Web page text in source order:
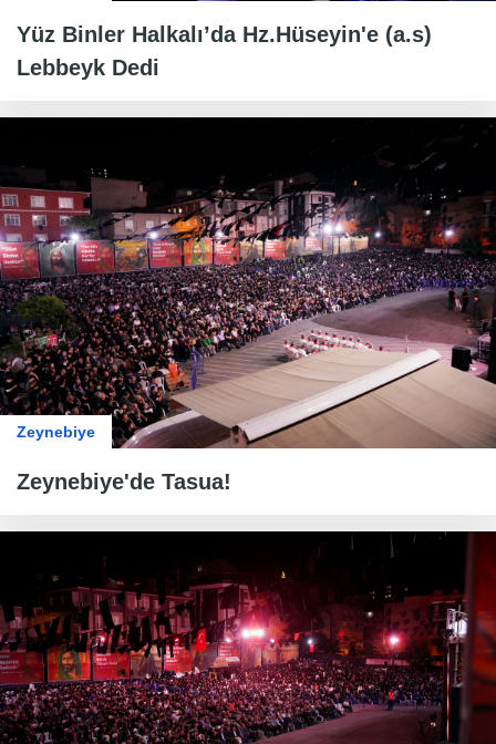
Yüz Binler Halkalı’da Hz.Hüseyin'e (a.s)
Lebbeyk Dedi
Zeynebiye
Zeynebiye'de Tasua!